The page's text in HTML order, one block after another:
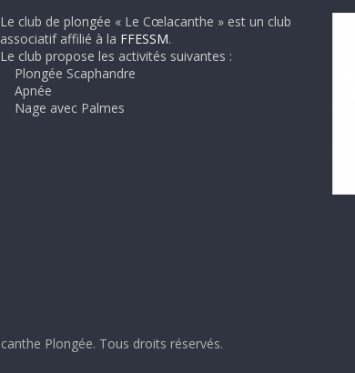
Le club de plongée « Le Cœlacanthe » est un club
associatif affilié à la FFESSM.
Le club propose les activités suivantes :
Plongée Scaphandre
Apnée
Nage avec Palmes